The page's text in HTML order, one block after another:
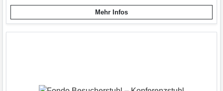
Mehr Infos